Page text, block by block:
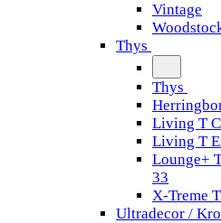
Vintage
Thys
Thys
Living T
Living T
Lounge+
33
X-Treme
Ultradecor /